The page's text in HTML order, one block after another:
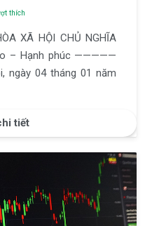
thích
XÃ HỘI CHỦ NGHĨA
– Hạnh phúc —————
ngày 04 tháng 01 năm
tiết